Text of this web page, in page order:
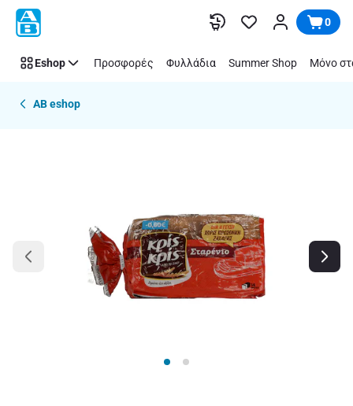
Παράλειψη 0
Eshop Προσφορές Φυλλάδια Summer Shop Μόνο
AB eshop